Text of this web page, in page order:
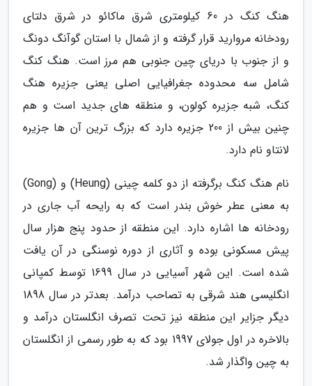
هنگ کنگ در 60 کیلومتری شرق ماکائو در شرق دلتای
رودخانه مروارید قرار گرفته و از شمال با استان گوآنگ دونگ
و از جنوب با دریای چین جنوبی هم مرز است. هنگ کنگ
شامل سه محدوده جغرافیایی اصلی یعنی جزیره هنگ
کنگ، شبه جزیره کولون، و منطقه های جدید است و هم
چنین بیش از 200 جزیره دارد که بزرگ ترین آن ها جزیره
لانتاو نام دارد.
نام هنگ کنگ برگرفته از دو کلمه چینی (Heung) و (Gong)
به معنی عطر خوش بندر است که به رایحه آب جاری در
رودخانه ها اشاره دارد. این منطقه از حدود پنج هزار سال
پیش مسکونی بوده و آثاری از دوره نوسنگی در آن یافت
شده است. این شهر آسیایی در سال 1699 توسط کمپانی
انگلیسی هند شرقی به تصاحب درآمد. بعدتر در سال 1898
دیگر جزایر این منطقه نیز تحت تصرف انگلستان درآمد و
بالاخره در اول جولای 1997 بود که به طور رسمی از انگلستان
به چین واگذار شد.